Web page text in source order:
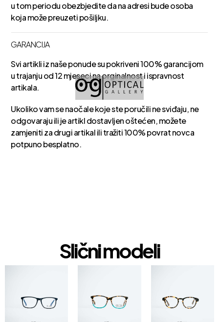
u tom periodu obezbjedite da na adresi bude osoba
koja može preuzeti pošiljku.
GARANCIJA
Svi artikli iz naše ponude su pokriveni 100% garancijom
u trajanju od 12 mjeseci na orginalnost i ispravnost
artikala.
Ukoliko vam se naočale koje ste poručili ne sviđaju, ne
odgovaraju ili je artikl dostavljen oštećen, možete
zamjeniti za drugi artikal ili tražiti 100% povrat novca
potpuno besplatno.
Slični modeli
1+1 1+1